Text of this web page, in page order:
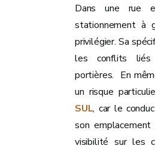
Dans une rue
stationnement à
privilégier. Sa
les conflits liés
portières. En
un risque
SUL, car le
son emplacement
visibilité sur les